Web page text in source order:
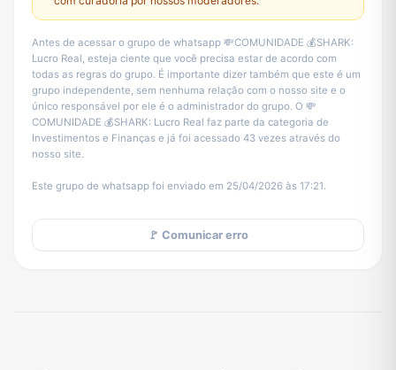
Antes de acessar o grupo de whatsapp 💸COMUNIDADE 💰SHARK:
Lucro Real, esteja ciente que você precisa estar de acordo com
todas as regras do grupo. É importante dizer também que este é um
grupo independente, sem nenhuma relação com o nosso site e o
único responsável por ele é o administrador do grupo. O 💸
COMUNIDADE 💰SHARK: Lucro Real faz parte da categoria de
Investimentos e Finanças e já foi acessado 43 vezes através do
nosso site.
Este grupo de whatsapp foi enviado em 25/04/2026 às 17:21.
🚩 Comunicar erro